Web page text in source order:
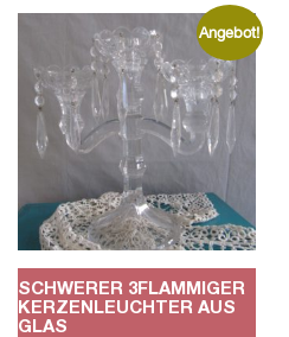
Angebot!
SCHWERER 3FLAMMIGER
KERZENLEUCHTER AUS
GLAS